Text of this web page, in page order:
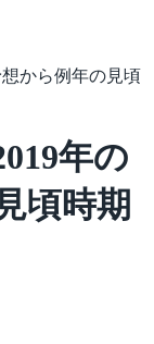
から例年の見頃
年の
頃時期